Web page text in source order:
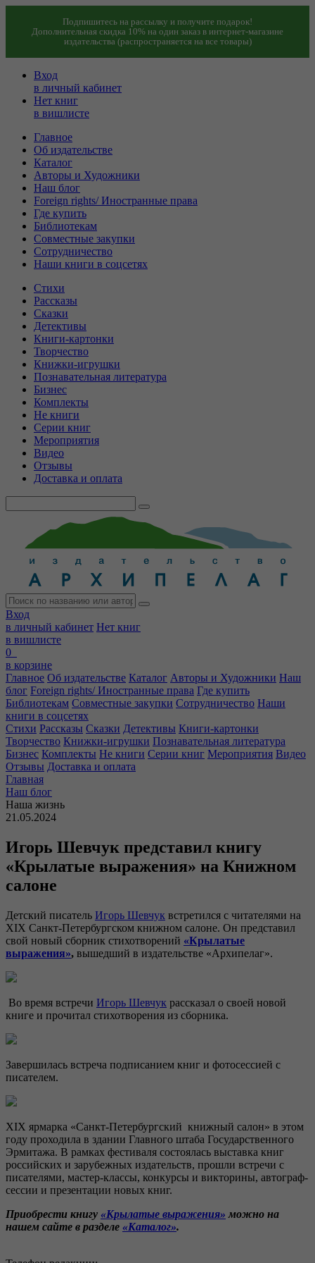
Подпишитесь на рассылку и получите подарок!
Дополнительная скидка 10% на один заказ в интернет-магазине
издательства (распространяется на все товары)
Вход
в личный кабинет
Нет книг
в вишлисте
Главное
Об издательстве
Каталог
Авторы и Художники
Наш блог
Foreign rights/ Иностранные права
Где купить
Библиотекам
Совместные закупки
Сотрудничество
Наши книги в соцсетях
Стихи
Рассказы
Сказки
Детективы
Книги-картонки
Творчество
Книжки-игрушки
Познавательная литература
Бизнес
Комплекты
Не книги
Серии книг
Мероприятия
Видео
Отзывы
Доставка и оплата
Вход
в личный кабинет Нет книг
в вишлисте
0
в корзине
Главное Об издательстве Каталог Авторы и Художники Наш
блог Foreign rights/ Иностранные права Где купить
Библиотекам Совместные закупки Сотрудничество Наши
книги в соцсетях
Стихи Рассказы Сказки Детективы Книги-картонки
Творчество Книжки-игрушки Познавательная литература
Бизнес Комплекты Не книги Серии книг Мероприятия Видео
Отзывы Доставка и оплата
Главная
Наш блог
Наша жизнь
21.05.2024
Игорь Шевчук представил книгу
«Крылатые выражения» на Книжном
салоне
Детский писатель Игорь Шевчук встретился с читателями на
XIX Санкт-Петербургском книжном салоне. Он представил
свой новый сборник стихотворений «Крылатые
выражения», вышедший в издательстве «Архипелаг».
Во время встречи Игорь Шевчук рассказал о своей новой
книге и прочитал стихотворения из сборника.
Завершилась встреча подписанием книг и фотосессией с
писателем.
XIX ярмарка «Санкт-Петербургский книжный салон» в этом
году проходила в здании Главного штаба Государственного
Эрмитажа. В рамках фестиваля состоялась выставка книг
российских и зарубежных издательств, прошли встречи с
писателями, мастер-классы, конкурсы и викторины, автограф-
сессии и презентации новых книг.
Приобрести книгу «Крылатые выражения» можно на
нашем сайте в разделе «Каталог».